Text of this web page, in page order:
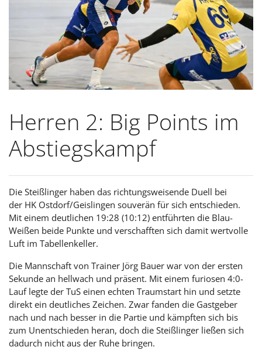
Herren 2: Big Points im
Abstiegskampf
Die Steißlinger haben das richtungsweisende Duell bei
der HK Ostdorf/Geislingen souverän für sich entschieden.
Mit einem deutlichen 19:28 (10:12) entführten die Blau-
Weißen beide Punkte und verschafften sich damit wertvolle
Luft im Tabellenkeller.
Die Mannschaft von Trainer Jörg Bauer war von der ersten
Sekunde an hellwach und präsent. Mit einem furiosen 4:0-
Lauf legte der TuS einen echten Traumstart hin und setzte
direkt ein deutliches Zeichen. Zwar fanden die Gastgeber
nach und nach besser in die Partie und kämpften sich bis
zum Unentschieden heran, doch die Steißlinger ließen sich
dadurch nicht aus der Ruhe bringen.